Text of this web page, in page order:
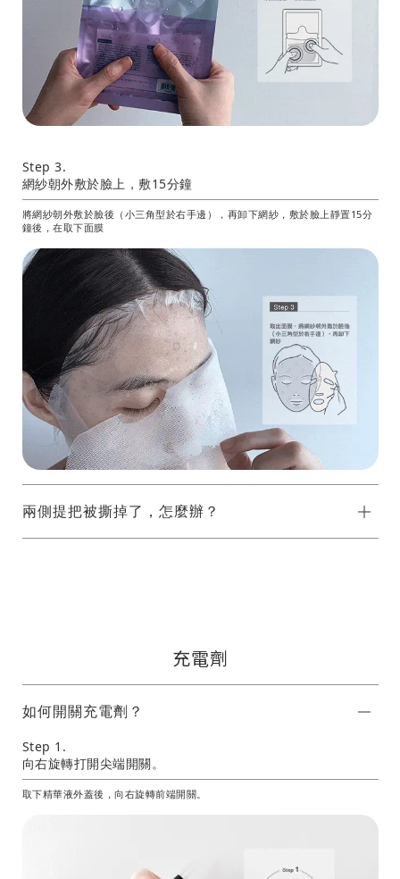
Step 3.
網紗朝外敷於臉上，敷15分鐘
將網紗朝外敷於臉後（小三角型於右手邊），再卸下網紗，敷於臉上靜置15分
鐘後，在取下面膜
兩側提把被撕掉了，怎麼辦？
充電劑
如何開關充電劑？
Step 1.
向右旋轉打開尖端開關。
取下精華液外蓋後，向右旋轉前端開關。